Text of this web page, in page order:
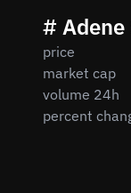
#
price
market cap
volume 24h
percent